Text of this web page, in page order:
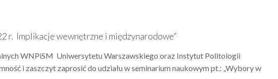
r. Implikacje wewnętrzne i międzynarodowe”
WNPiSM Uniwersytetu Warszawskiego oraz Instytut Politologii
i zaszczyt zaprosić do udziału w seminarium naukowym pt.: „Wybory w